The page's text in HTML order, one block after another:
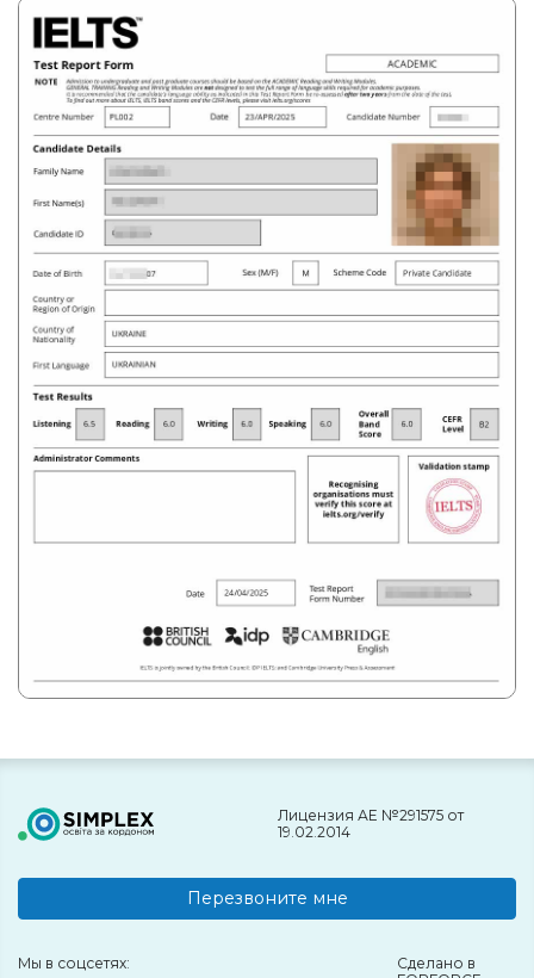
Лицензия АЕ №291575 от
19.02.2014
Перезвоните мне
Мы в соцсетях:
Сделано в